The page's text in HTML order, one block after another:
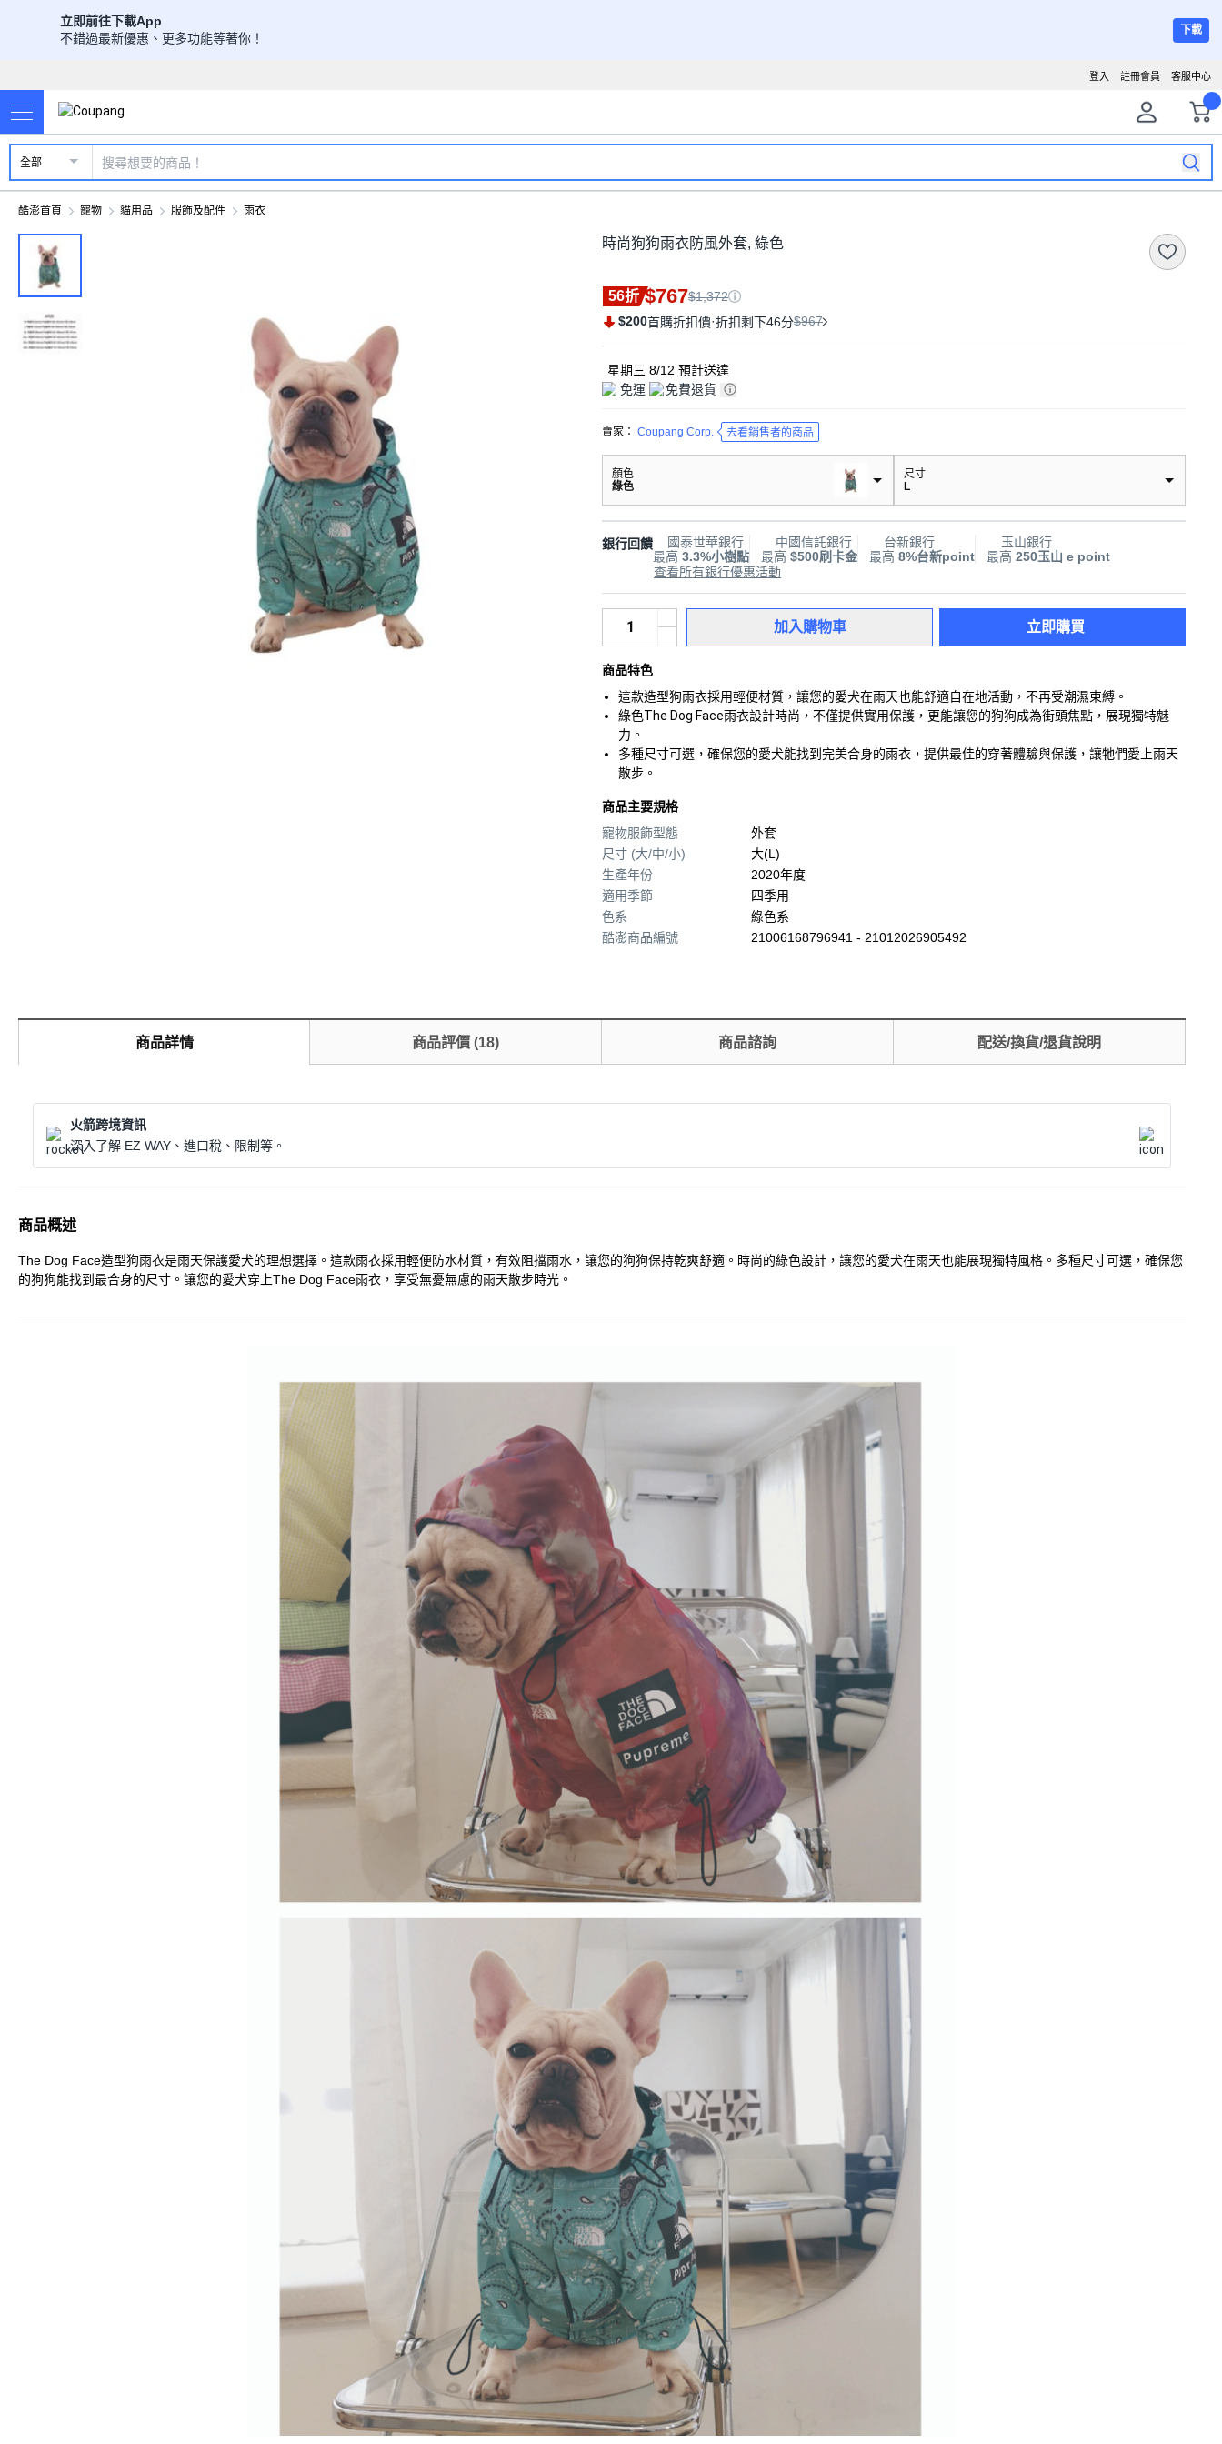
立即前往下載App
不錯過最新優惠、更多功能等著你！
下載
客服中心
註冊會員
登入
全部
酷澎首頁 寵物 貓用品 服飾及配件 雨衣
時尚狗狗雨衣防風外套, 綠色
56折 $767$1,372
$200首購折扣價·折扣剩下46分$967
星期三 8/12 預計送達
免運
免費退貨
賣家： Coupang Corp. 去看銷售者的商品
顏色
綠色
尺寸
L
銀行回饋
國泰世華銀行
最高 3.3%小樹點
中國信託銀行
最高 $500刷卡金
台新銀行
最高 8%台新point
玉山銀行
最高 250玉山 e point
查看所有銀行優惠活動
加入購物車 立即購買
商品特色
這款造型狗雨衣採用輕便材質，讓您的愛犬在雨天也能舒適自在地活動，不再受潮濕束縛。
綠色The Dog Face雨衣設計時尚，不僅提供實用保護，更能讓您的狗狗成為街頭焦點，展現獨特魅
力。
多種尺寸可選，確保您的愛犬能找到完美合身的雨衣，提供最佳的穿著體驗與保護，讓牠們愛上雨天
散步。
商品主要規格
寵物服飾型態
外套
尺寸 (大/中/小)
大(L)
生產年份
2020年度
適用季節
四季用
色系
綠色系
酷澎商品編號
21006168796941 - 21012026905492
商品詳情 商品評價 (18) 商品諮詢 配送/換貨/退貨說明
火箭跨境資訊
深入了解 EZ WAY、進口稅、限制等。
商品概述
The Dog Face造型狗雨衣是雨天保護愛犬的理想選擇。這款雨衣採用輕便防水材質，有效阻擋雨水，讓您的狗狗保持乾爽舒適。時尚的綠色設計，讓您的愛犬在雨天也能展現獨特風格。多種尺寸可選，確保您
的狗狗能找到最合身的尺寸。讓您的愛犬穿上The Dog Face雨衣，享受無憂無慮的雨天散步時光。